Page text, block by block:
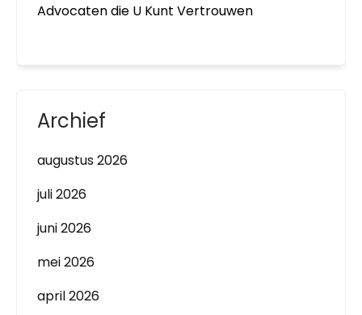
Advocaten die U Kunt Vertrouwen
Archief
augustus 2026
juli 2026
juni 2026
mei 2026
april 2026